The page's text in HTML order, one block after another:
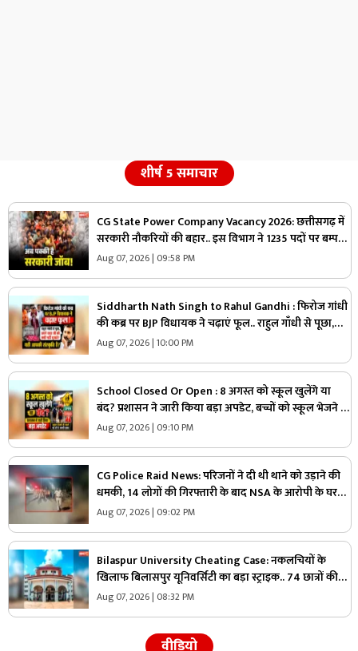
शीर्ष 5 समाचार
CG State Power Company Vacancy 2026: छत्तीसगढ़ में
सरकारी नौकरियों की बहार.. इस विभाग ने 1235 पदों पर बम्पर
भर्ती, डाटा एंट्री ऑपरेटर के ही 400 पद
Aug 07, 2026 | 09:58 PM
Siddharth Nath Singh to Rahul Gandhi : फिरोज गांधी
की कब्र पर BJP विधायक ने चढ़ाएं फूल.. राहुल गाँधी से पूछा,
“अपने दादा जी को क्यों नहीं पूजते, यही आपकी संस्कृति है?”
Aug 07, 2026 | 10:00 PM
School Closed Or Open : 8 अगस्त को स्कूल खुलेंगे या
बंद? प्रशासन ने जारी किया बड़ा अपडेट, बच्चों को स्कूल भेजने से
पहले जरूर पढ़ लें ये खबर
Aug 07, 2026 | 09:10 PM
CG Police Raid News: परिजनों ने दी थी थाने को उड़ाने की
धमकी, 14 लोगों की गिरफ्तारी के बाद NSA के आरोपी के घर
पुलिस ने मारा छापा, जांच में मिली ये चौंकाने वाली चीज
Aug 07, 2026 | 09:02 PM
Bilaspur University Cheating Case: नकलचियों के
खिलाफ बिलासपुर यूनिवर्सिटी का बड़ा स्ट्राइक.. 74 छात्रों की
परीक्षा रद्द, 45 हजार से ज्यादा छात्रों ने दी थी परीक्षा..
Aug 07, 2026 | 08:32 PM
वीडियो